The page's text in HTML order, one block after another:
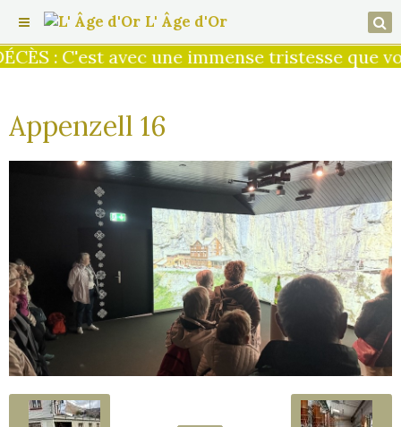
: C'est avec une immense tristesse que
L' Âge d'Or
Appenzell 16